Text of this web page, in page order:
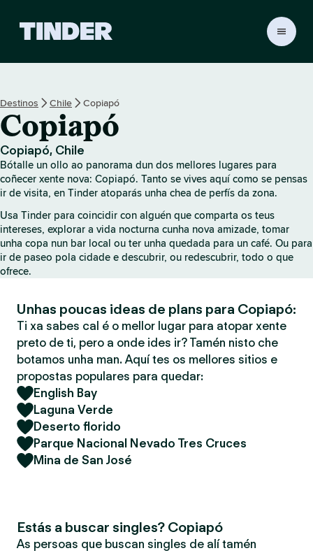
r
H
o
e
Destinos Chile Copiapó
Copiapó
Copiapó, Chile
Bótalle un ollo ao panorama dun dos mellores lugares para
coñecer xente nova: Copiapó. Tanto se vives aquí como se pensas
ir de visita, en Tinder atoparás unha chea de perfís da zona.
Usa Tinder para coincidir con alguén que comparta os teus
intereses, explorar a vida nocturna cunha nova amizade, tomar
unha copa nun bar local ou ter unha quedada para un café. Ou para
ir de paseo pola cidade e descubrir, ou redescubrir, todo o que
ofrece.
Unhas poucas ideas de plans para Copiapó:
Ti xa sabes cal é o mellor lugar para atopar xente
preto de ti, pero a onde ides ir? Tamén nisto che
botamos unha man. Aquí tes os mellores sitios e
propostas populares para quedar:
English Bay
Laguna Verde
Deserto florido
Parque Nacional Nevado Tres Cruces
Mina de San José
Estás a buscar singles? Copiapó
As persoas que buscan singles de alí tamén